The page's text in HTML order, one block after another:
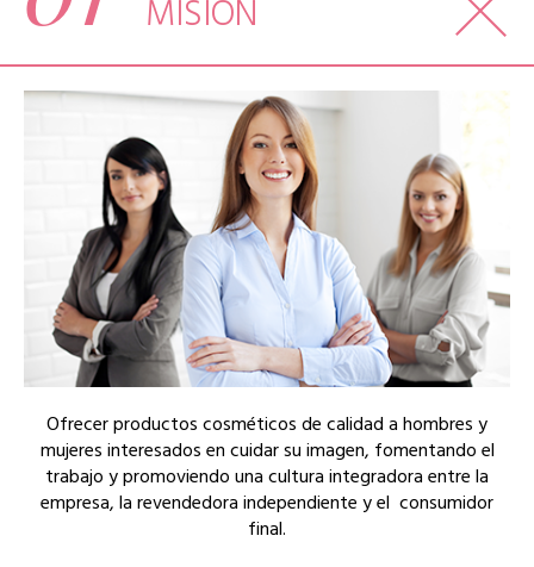
MISIÓN
Ofrecer productos cosméticos de calidad a hombres y
mujeres interesados en cuidar su imagen, fomentando el
trabajo y promoviendo una cultura integradora entre la
empresa, la revendedora independiente y el consumidor
final.